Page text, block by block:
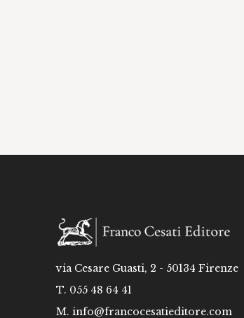
via Cesare Guasti, 2 - 50134 Firenze
T. 055 48 64 41
M. info@francocesatieditore.com